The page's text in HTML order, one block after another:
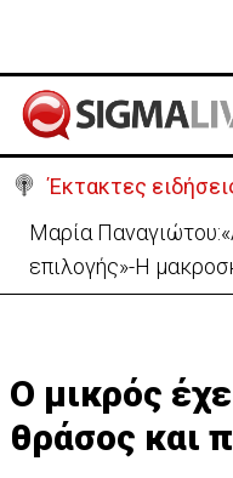
Έκτακτες
Ανοίγει από αύριο η
του Αεροδρομίου
Ο μικρός
θράσος και